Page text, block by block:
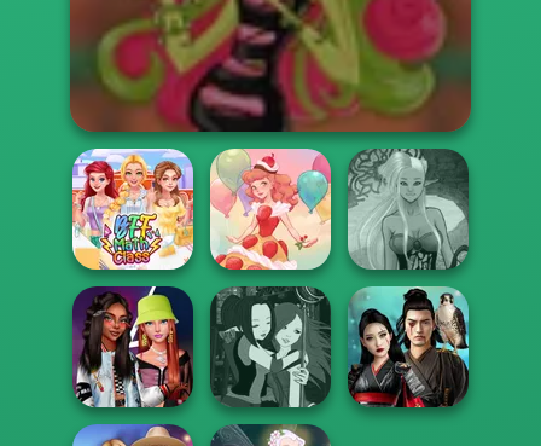
BFF Math Class Dessert Girl
Dark Mage
Creator